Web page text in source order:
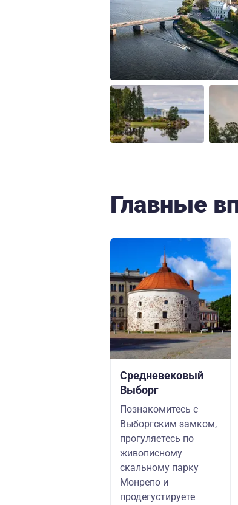
Главные
Средневековый
Выборг
Познакомитесь с
Выборгским замком,
прогуляетесь по
живописному
скальному парку
Монрепо и
продегустируете